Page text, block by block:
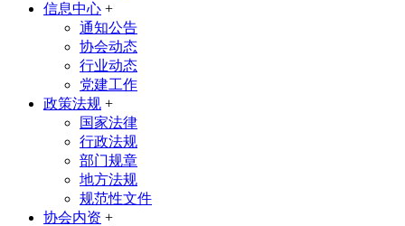
信息中心 +
通知公告
协会动态
行业动态
党建工作
政策法规 +
国家法律
行政法规
部门规章
地方法规
规范性文件
协会内资 +